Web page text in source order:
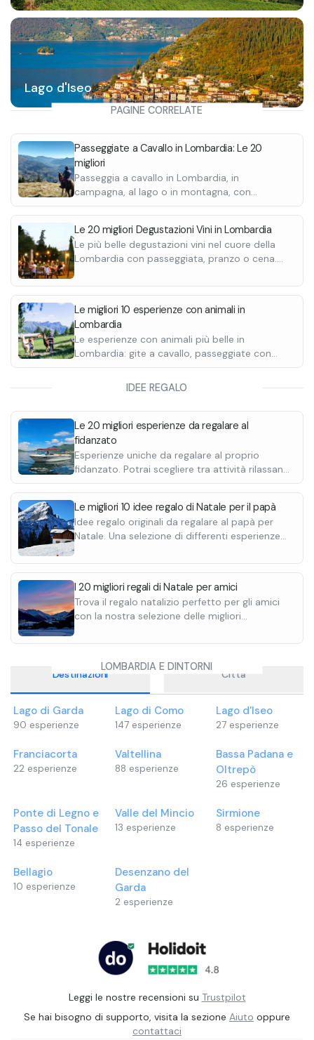
Lago d'Iseo
PAGINE CORRELATE
Passeggiate a Cavallo in Lombardia: Le 20
migliori
Passeggia a cavallo in Lombardia, in
campagna, al lago o in montagna, con
percorsi panoramici. Scopri tutte le escursioni
e destinazioni.
Le 20 migliori Degustazioni Vini in Lombardia
Le più belle degustazioni vini nel cuore della
Lombardia con passeggiata, pranzo o cena.
Le migliori 10 esperienze con animali in
Lombardia
Le esperienze con animali più belle in
Lombardia: gite a cavallo, passeggiate con
alpaca, sleddog e caccia al tartufo. Scoprile
IDEE REGALO
Le 20 migliori esperienze da regalare al
fidanzato
Esperienze uniche da regalare al proprio
fidanzato. Potrai scegliere tra attività rilassanti
come una degustazione o attività più
adrenaliniche come un giro in quad o
motoslitta.
Le migliori 10 idee regalo di Natale per il papà
Idee regalo originali da regalare al papà per
Natale. Una selezione di differenti esperienze
I 20 migliori regali di Natale per amici
Trova il regalo natalizio perfetto per gli amici
con la nostra selezione delle migliori
Natale regalando ai tuoi amici un'attività
LOMBARDIA E DINTORNI
Destinazioni Città
Lago di Garda
90 esperienze
Lago di Como
147 esperienze
Lago d'Iseo
27 esperienze
Franciacorta
22 esperienze
Valtellina
88 esperienze
Bassa Padana e
Oltrepò
26 esperienze
Ponte di Legno e
Passo del Tonale
14 esperienze
Valle del Mincio
13 esperienze
Sirmione
8 esperienze
Bellagio
10 esperienze
Desenzano del
Garda
2 esperienze
Leggi le nostre recensioni su Trustpilot
Se hai bisogno di supporto, visita la sezione Aiuto oppure
contattaci